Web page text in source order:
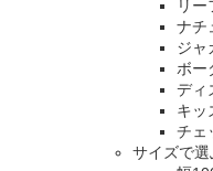
リ
ナチ
ジャ
ボー
ディ
キッ
チェ
サイズで選